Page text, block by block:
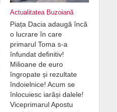
Actualitatea Buzoiană
Piața Dacia adaugă încă
o lucrare în care
primarul Toma s-a
înfundat definitiv!
Milioane de euro
îngropate și rezultate
îndoielnice! Acum se
înlocuiesc iarăși dalele!
Viceprimarul Apostu